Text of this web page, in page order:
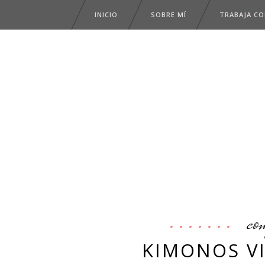
INICIO SOBRE MÍ TRABAJA
KIMONOS